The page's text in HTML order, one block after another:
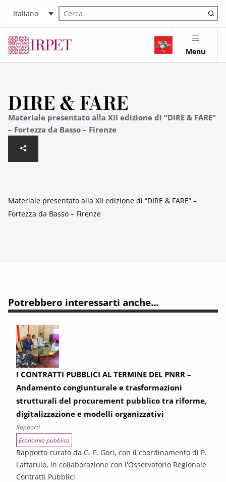
Italiano
Cerca nel sito
Menu
DIRE & FARE
Materiale presentato alla XII edizione di “DIRE & FARE”
– Fortezza da Basso – Firenze
Materiale presentato alla XII edizione di “DIRE & FARE” –
Fortezza da Basso – Firenze
Potrebbero interessarti anche...
I CONTRATTI PUBBLICI AL TERMINE DEL PNRR –
Andamento congiunturale e trasformazioni
strutturali del procurement pubblico tra riforme,
digitalizzazione e modelli organizzativi
Rapporti
Economia pubblica
Rapporto curato da G. F. Gori, con il coordinamento di P.
Lattarulo, in collaborazione con l'Osservatorio Regionale
Contratti Pubblici